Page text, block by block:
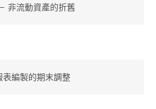
非流動資產的折舊
編製的期末調整